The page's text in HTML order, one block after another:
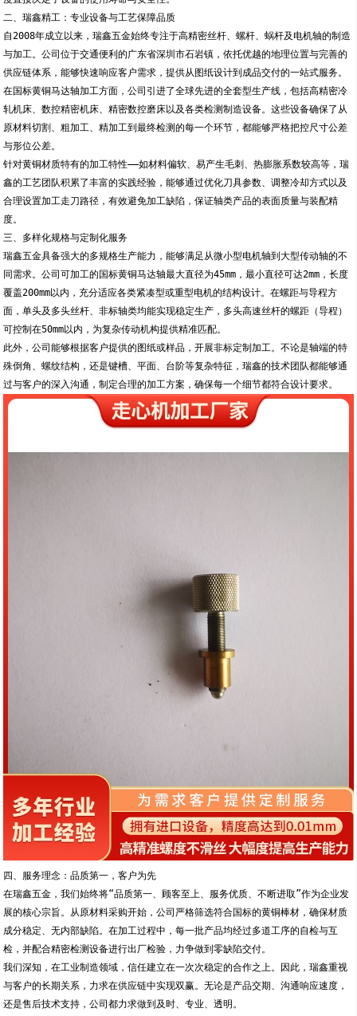
二、瑞鑫精工：专业设备与工艺保障品质
自2008年成立以来，瑞鑫五金始终专注于高精密丝杆、螺杆、蜗杆及电机轴的制造
与加工。公司位于交通便利的广东省深圳市石岩镇，依托优越的地理位置与完善的
供应链体系，能够快速响应客户需求，提供从图纸设计到成品交付的一站式服务。
在国标黄铜马达轴加工方面，公司引进了全球先进的全套型生产线，包括高精密冷
轧机床、数控精密机床、精密数控磨床以及各类检测制造设备。这些设备确保了从
原材料切割、粗加工、精加工到最终检测的每一个环节，都能够严格把控尺寸公差
与形位公差。
针对黄铜材质特有的加工特性——如材料偏软、易产生毛刺、热膨胀系数较高等，瑞
鑫的工艺团队积累了丰富的实践经验，能够通过优化刀具参数、调整冷却方式以及
合理设置加工走刀路径，有效避免加工缺陷，保证轴类产品的表面质量与装配精
度。
三、多样化规格与定制化服务
瑞鑫五金具备强大的多规格生产能力，能够满足从微小型电机轴到大型传动轴的不
同需求。公司可加工的国标黄铜马达轴最大直径为45mm，最小直径可达2mm，长度
覆盖200mm以内，充分适应各类紧凑型或重型电机的结构设计。在螺距与导程方
面，单头及多头丝杆、非标轴类均能实现稳定生产，多头高速丝杆的螺距（导程）
可控制在50mm以内，为复杂传动机构提供精准匹配。
此外，公司能够根据客户提供的图纸或样品，开展非标定制加工。不论是轴端的特
殊倒角、螺纹结构，还是键槽、平面、台阶等复杂特征，瑞鑫的技术团队都能够通
过与客户的深入沟通，制定合理的加工方案，确保每一个细节都符合设计要求。
四、服务理念：品质第一，客户为先
在瑞鑫五金，我们始终将“品质第一、顾客至上、服务优质、不断进取”作为企业发
展的核心宗旨。从原材料采购开始，公司严格筛选符合国标的黄铜棒材，确保材质
成分稳定、无内部缺陷。在加工过程中，每一批产品均经过多道工序的自检与互
检，并配合精密检测设备进行出厂检验，力争做到零缺陷交付。
我们深知，在工业制造领域，信任建立在一次次稳定的合作之上。因此，瑞鑫重视
与客户的长期关系，力求在供应链中实现双赢。无论是产品交期、沟通响应速度，
还是售后技术支持，公司都力求做到及时、专业、透明。